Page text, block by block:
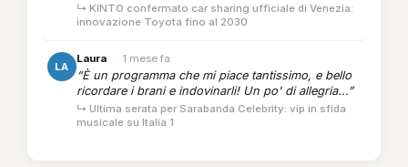
↳ KINTO confermato car sharing ufficiale di Venezia:
innovazione Toyota fino al 2030
LA
Laura · 1 mese fa
“È un programma che mi piace tantissimo, e bello
ricordare i brani e indovinarli! Un po' di allegria...”
↳ Ultima serata per Sarabanda Celebrity: vip in sfida
musicale su Italia 1